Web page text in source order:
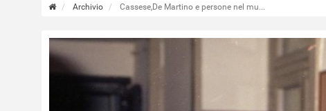
Archivio Cassese,De Martino e persone nel mu...